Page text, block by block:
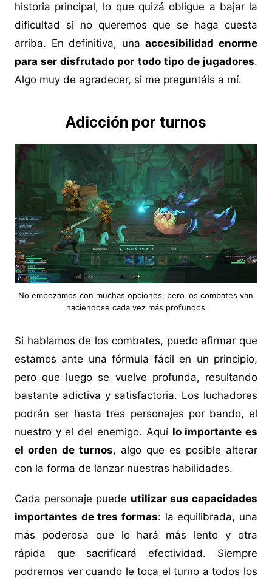
historia principal, lo que quizá obligue a bajar la
dificultad si no queremos que se haga cuesta
arriba. En definitiva, unaaccesibilidad enorme
para ser disfrutado por todo tipo de jugadores.
Algo muy de agradecer, si me preguntáis a mí.
Adicción por turnos
No empezamos con muchas opciones, pero los combates van
haciéndose cada vez más profundos
Si hablamos de los combates, puedo afirmar que
estamos ante una fórmula fácil en un principio,
pero que luego se vuelve profunda, resultando
bastante adictiva y satisfactoria. Los luchadores
podrán ser hasta tres personajes por bando, el
nuestro y el del enemigo. Aquí lo importante es
el orden de turnos, algo que es posible alterar
con la forma de lanzar nuestras habilidades.
Cada personaje puede utilizar sus capacidades
importantes de tres formas: la equilibrada, una
más poderosa que lo hará más lento y otra
rápida que sacrificará efectividad. Siempre
podremos ver cuando le toca el turno a todos los